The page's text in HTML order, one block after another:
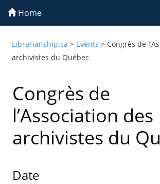
Home
Librarianship.ca > Events > Congrès de
archivistes du Québec
Congrès de
l’Association des
archivistes du
Date